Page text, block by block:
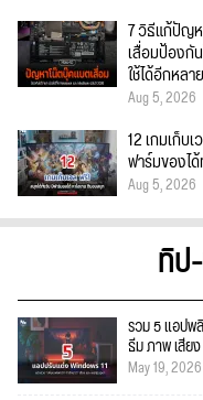
7 วิธีแก้ปัญ
เสื่อมป้องกั
ใช้ได้อีกหลา
Aug 5, 2026
12 เกมเก็บ
ฟาร์มของไ
Aug 5, 2026
ทิป
รวม 5 แอปพ
ธีม ภาพ เสีย
May 19, 2026